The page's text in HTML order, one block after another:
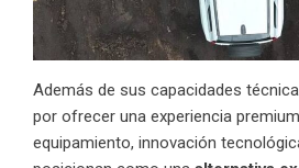
Además de sus capacidades
por ofrecer una experiencia
equipamiento, innovación